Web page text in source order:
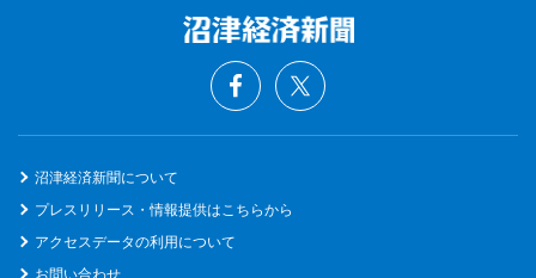
沼津経済新聞について
プレスリリース・情報提供はこちらから
アクセスデータの利用について
お問い合わせ